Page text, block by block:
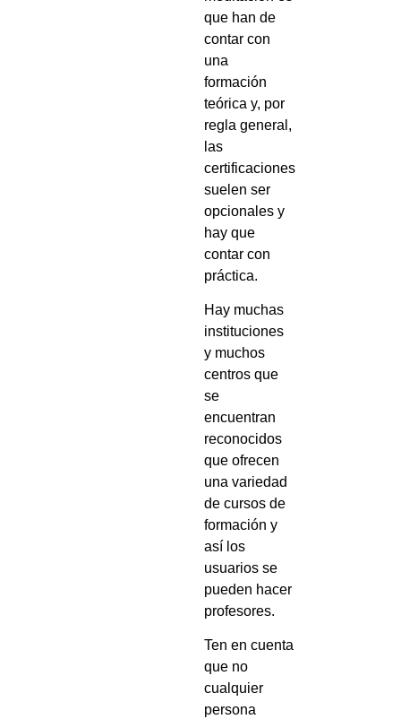
que han de
contar con
una
formación
teórica y, por
regla general,
las
certificaciones
suelen ser
opcionales y
hay que
contar con
práctica.
Hay muchas
instituciones
y muchos
centros que
se
encuentran
reconocidos
que ofrecen
una variedad
de cursos de
formación y
así los
usuarios se
pueden hacer
profesores.
Ten en cuenta
que no
cualquier
persona